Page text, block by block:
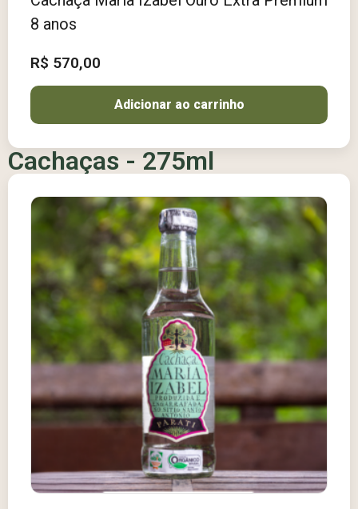
8 anos
R$ 570,00
Adicionar ao carrinho
Cachaças - 275ml